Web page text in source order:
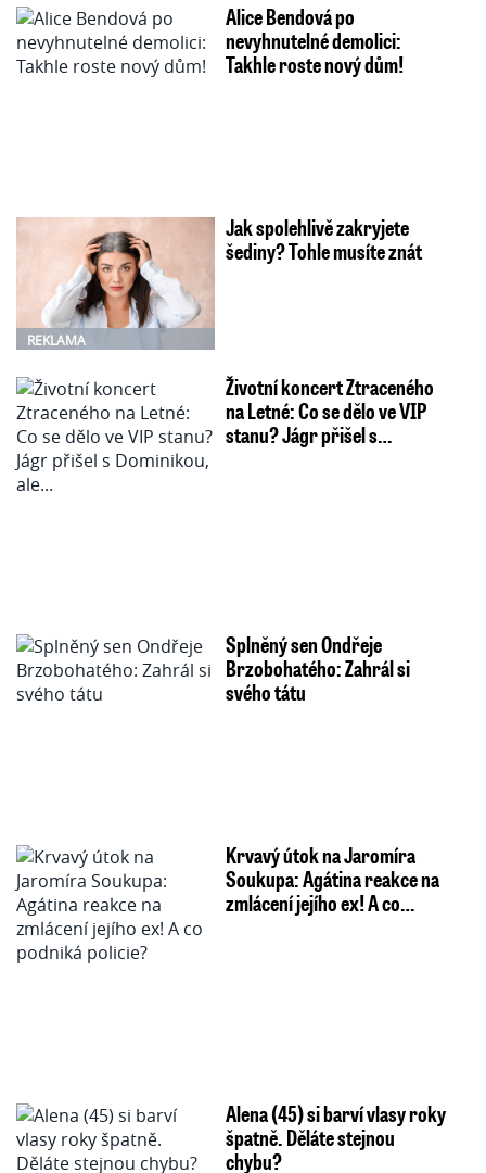
Alice Bendová po
nevyhnutelné demolici:
Takhle roste nový dům!
REKLAMA
Jak spolehlivě zakryjete
šediny? Tohle musíte znát
Životní koncert Ztraceného
na Letné: Co se dělo ve VIP
stanu? Jágr přišel s…
Splněný sen Ondřeje
Brzobohatého: Zahrál si
svého tátu
Krvavý útok na Jaromíra
Soukupa: Agátina reakce na
zmlácení jejího ex! A co…
Alena (45) si barví vlasy roky
špatně. Děláte stejnou
chybu?